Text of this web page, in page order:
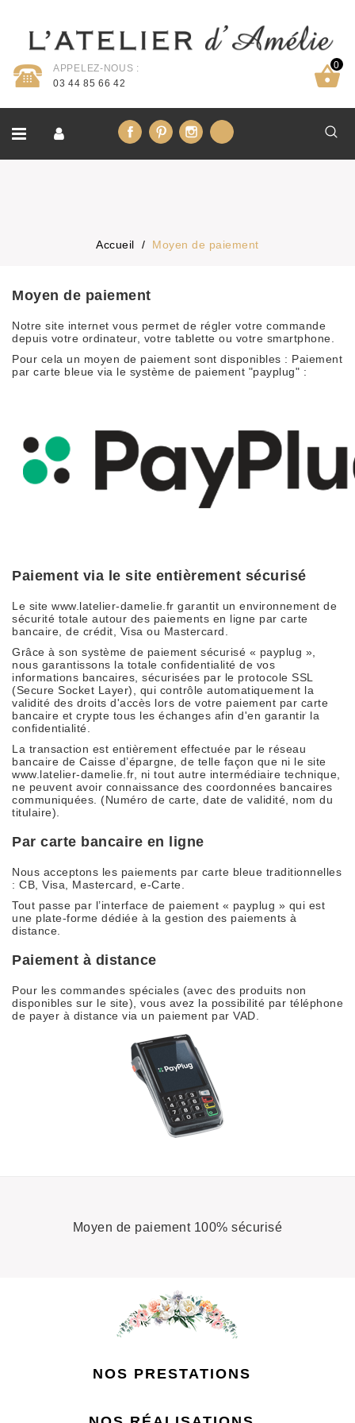
APPELEZ-NOUS :
03 44 85 66 42
0
Facebook
PinterestInstagramLinkedIn
Accueil Moyen de paiement
Moyen de paiement
Notre site internet vous permet de régler votre commande
depuis votre ordinateur, votre tablette ou votre smartphone.
Pour cela un moyen de paiement sont disponibles : Paiement
par carte bleue via le système de paiement "payplug" :
Paiement via le site entièrement sécurisé
Le site www.latelier-damelie.fr garantit un environnement de
sécurité totale autour des paiements en ligne par carte
bancaire, de crédit, Visa ou Mastercard.
Grâce à son système de paiement sécurisé « payplug »,
nous garantissons la totale confidentialité de vos
informations bancaires, sécurisées par le protocole SSL
(Secure Socket Layer), qui contrôle automatiquement la
validité des droits d'accès lors de votre paiement par carte
bancaire et crypte tous les échanges afin d'en garantir la
confidentialité.
La transaction est entièrement effectuée par le réseau
bancaire de Caisse d’épargne, de telle façon que ni le site
www.latelier-damelie.fr, ni tout autre intermédiaire technique,
ne peuvent avoir connaissance des coordonnées bancaires
communiquées. (Numéro de carte, date de validité, nom du
titulaire).
Par carte bancaire en ligne
Nous acceptons les paiements par carte bleue traditionnelles
: CB, Visa, Mastercard, e-Carte.
Tout passe par l’interface de paiement « payplug » qui est
une plate-forme dédiée à la gestion des paiements à
distance.
Paiement à distance
Pour les commandes spéciales (avec des produits non
disponibles sur le site), vous avez la possibilité par téléphone
de payer à distance via un paiement par VAD.
Moyen de paiement 100% sécurisé
NOS PRESTATIONS